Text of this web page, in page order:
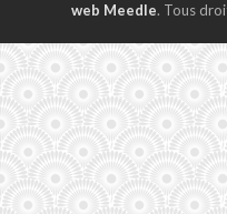
web Meedle. Tous